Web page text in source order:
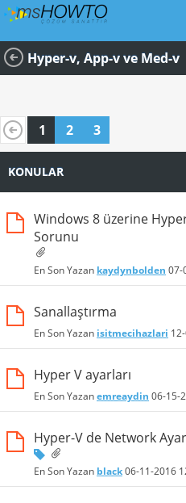
Hyper-v, App-v ve Med-v
1 2 3
KONULAR
Windows 8 üzerine
Sorunu
En Son Yazan kaydynbolden 07-
Sanallaştırma
En Son Yazan isitmecihazlari
Hyper V ayarları
En Son Yazanemreaydin 06-15-
Hyper-V de Network
En Son Yazan black06-11-2016